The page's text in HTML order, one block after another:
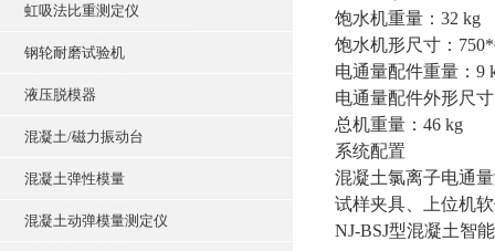
虹吸法比重测定仪
钢轮耐磨试验机
液压脱模器
混凝土/磁力振动台
混凝土弹性模量
混凝土动弹模量测定仪
饱水机重量：32 kg
饱水机形尺寸：
电通量配件重量：9
电通量配件外形尺
总机重量：46 kg
系统配置
混凝土氯离子电通
试样夹具、上位机
NJ-BSJ型混凝土智